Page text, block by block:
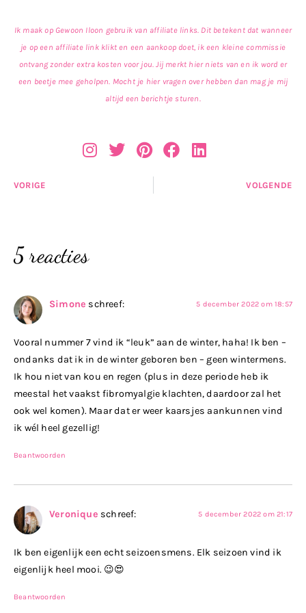
Ik maak op Gewoon Iloon gebruik van affiliate links. Dit betekent dat wanneer
je op een affiliate link klikt en een aankoop doet, ik een kleine commissie
ontvang zonder extra kosten voor jou. Jij merkt hier niets van en ik word er
een beetje mee geholpen. Mocht je hier vragen over hebben dan mag je mij
altijd een berichtje sturen.
VORIGE VOLGENDE
5 reacties
Simone schreef: 5 december 2022 om 18:57
Vooral nummer 7 vind ik “leuk” aan de winter, haha! Ik ben –
ondanks dat ik in de winter geboren ben – geen wintermens.
Ik hou niet van kou en regen (plus in deze periode heb ik
meestal het vaakst fibromyalgie klachten, daardoor zal het
ook wel komen). Maar dat er weer kaarsjes aankunnen vind
ik wél heel gezellig!
Beantwoorden
Veronique schreef: 5 december 2022 om 21:17
Ik ben eigenlijk een echt seizoensmens. Elk seizoen vind ik
eigenlijk heel mooi. 😉😍
Beantwoorden